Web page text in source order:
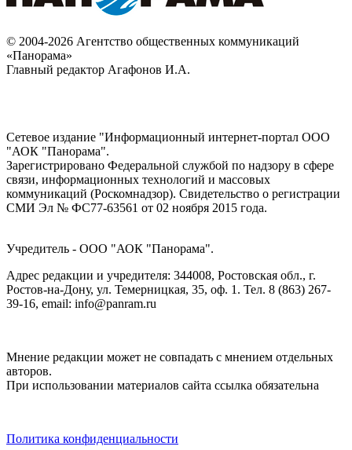
© 2004-2026 Агентство общественных коммуникаций
«Панорама»
Главный редактор Агафонов И.А.
Сетевое издание "Информационный интернет-портал ООО
"АОК "Панорама".
Зарегистрировано Федеральной службой по надзору в сфере
связи, информационных технологий и массовых
коммуникаций (Роскомнадзор). Cвидетельство о регистрации
СМИ Эл № ФС77-63561 от 02 ноября 2015 года.
Учредитель - ООО "АОК "Панорама".
Адрес редакции и учредителя: 344008, Ростовская обл., г.
Ростов-на-Дону, ул. Темерницкая, 35, оф. 1. Тел. 8 (863) 267-
39-16, email: info@panram.ru
Мнение редакции может не совпадать с мнением отдельных
авторов.
При использовании материалов сайта ссылка обязательна
Политика конфиденциальности